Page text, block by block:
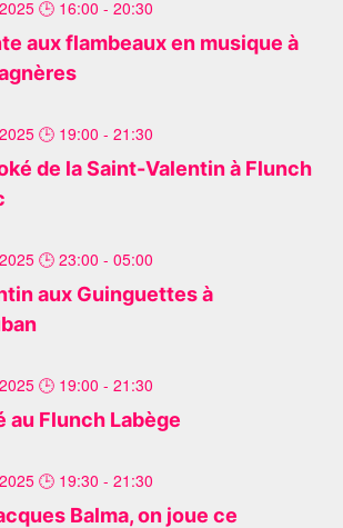
aux flambeaux en musique à
🕒 16:00 - 20:30
de la Saint-Valentin à Flunch
🕒 19:00 - 21:30
aux Guinguettes à
🕒 23:00 - 05:00
au Flunch Labège
🕒 19:00 - 21:30
Balma, on joue ce
🕒 19:30 - 21:30